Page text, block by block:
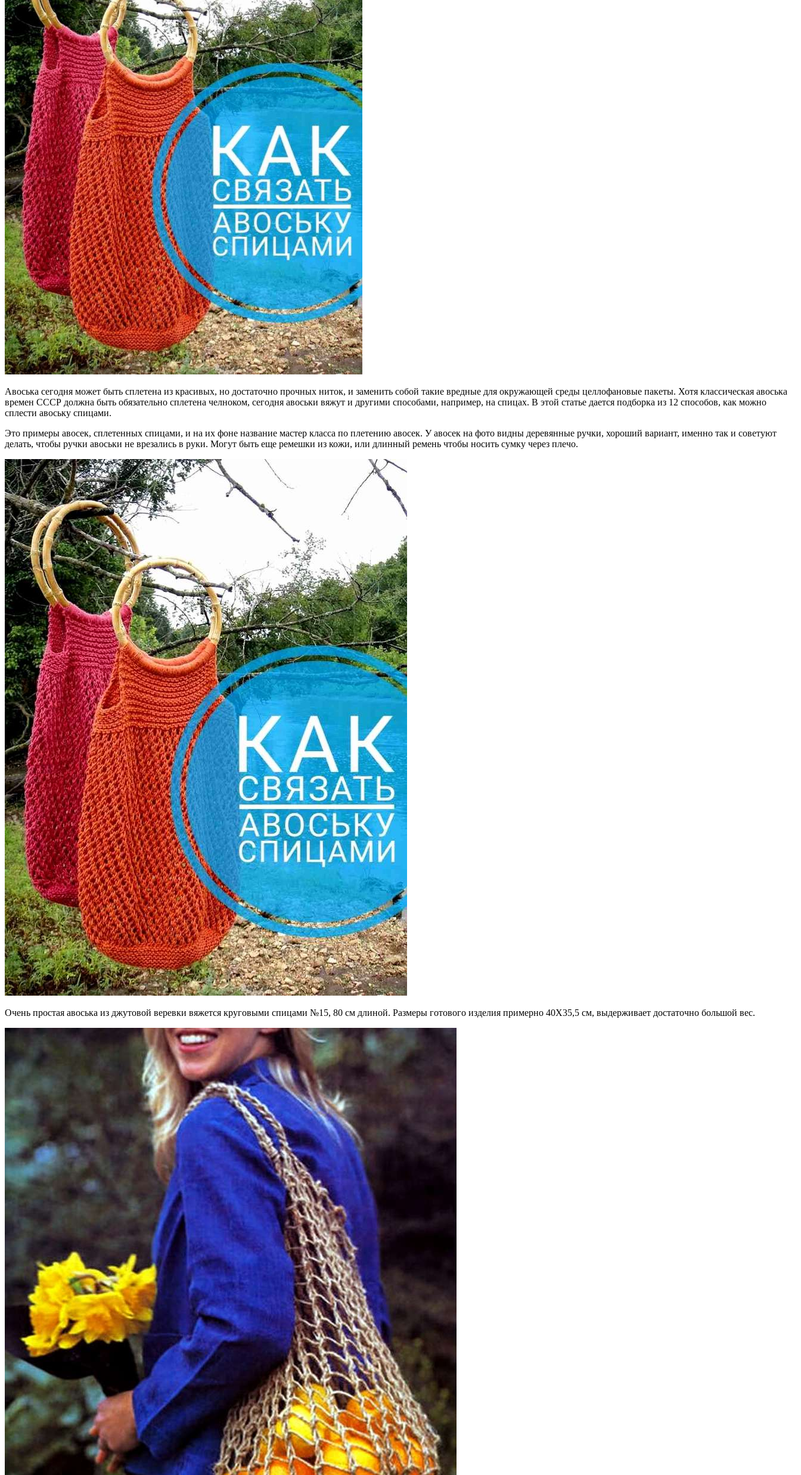
Авоська сегодня может быть сплетена из красивых, но достаточно прочных ниток, и заменить собой такие вредные для окружающей среды целлофановые пакеты. Хотя классическая авоська
времен СССР должна быть обязательно сплетена челноком, сегодня авоськи вяжут и другими способами, например, на спицах. В этой статье дается подборка из 12 способов, как можно
сплести авоську спицами.
Это примеры авосек, сплетенных спицами, и на их фоне название мастер класса по плетению авосек. У авосек на фото видны деревянные ручки, хороший вариант, именно так и советуют
делать, чтобы ручки авоськи не врезались в руки. Могут быть еще ремешки из кожи, или длинный ремень чтобы носить сумку через плечо.
Очень простая авоська из джутовой веревки вяжется круговыми спицами №15, 80 см длиной. Размеры готового изделия примерно 40Х35,5 см, выдерживает достаточно большой вес.